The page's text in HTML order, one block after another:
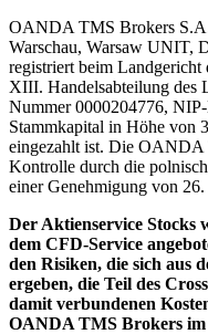
OANDA TMS Brokers
Warschau, Warsaw UNIT,
registriert beim Landgericht
XIII. Handelsabteilung des
Nummer 0000204776,
Stammkapital in Höhe von
eingezahlt ist. Die
Kontrolle durch die
einer Genehmigung von
Der Aktienservice Stocks
dem CFD-Service
den Risiken, die sich aus
ergeben, die Teil des
damit verbundenen
OANDA TMS Brokers